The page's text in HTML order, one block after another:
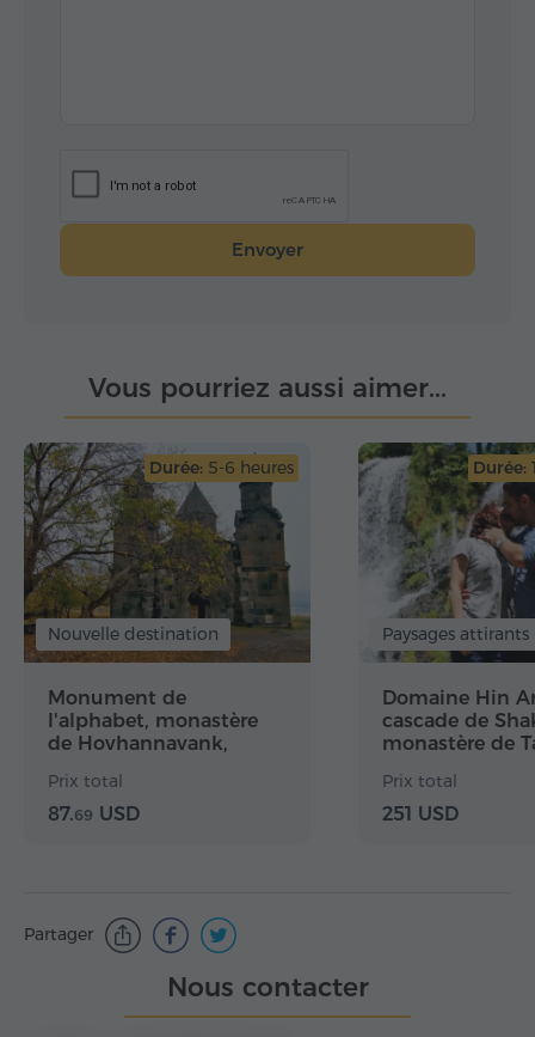
Envoyer
Vous pourriez aussi aimer...
Durée: 5-6 heures
Nouvelle destination
Monument de
l'alphabet, monastère
de Hovhannavank,
monastère de Tegher
Prix total
87.69 USD
Durée:
Paysages attirants
Domaine Hin
cascade de
monastère de
Khndzoresk
Prix total
251 USD
Partager
Nous contacter